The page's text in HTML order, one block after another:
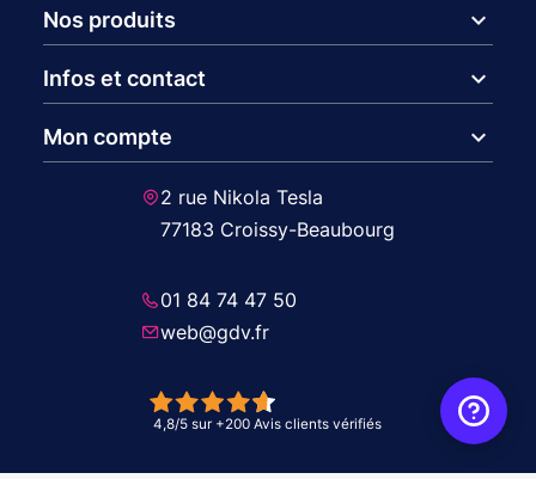
Nos produits expand_more
Infos et contact expand_more
Mon compte expand_more
2 rue Nikola Tesla
77183 Croissy-Beaubourg
01 84 74 47 50
web@gdv.fr